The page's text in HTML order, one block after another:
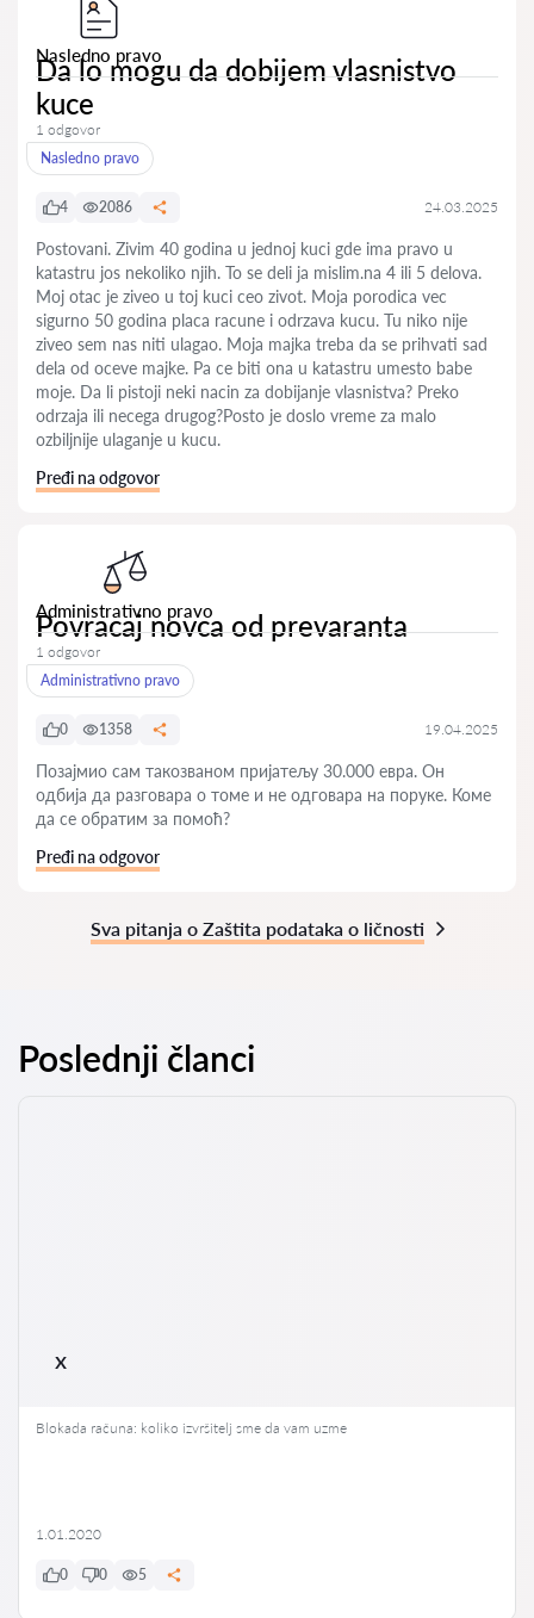
Nasledno pravo
Da lo mogu da dobijem vlasnistvo
kuce
1 odgovor
Nasledno pravo
4 2086 24.03.2025
Postovani. Zivim 40 godina u jednoj kuci gde ima pravo u
katastru jos nekoliko njih. To se deli ja mislim.na 4 ili 5 delova.
Moj otac je ziveo u toj kuci ceo zivot. Moja porodica vec
sigurno 50 godina placa racune i odrzava kucu. Tu niko nije
ziveo sem nas niti ulagao. Moja majka treba da se prihvati sad
dela od oceve majke. Pa ce biti ona u katastru umesto babe
moje. Da li pistoji neki nacin za dobijanje vlasnistva? Preko
odrzaja ili necega drugog?Posto je doslo vreme za malo
ozbiljnije ulaganje u kucu.
Pređi na odgovor
Administrativno pravo
Povracaj novca od prevaranta
1 odgovor
Administrativno pravo
0 1358 19.04.2025
Позајмио сам такозваном пријатељу 30.000 евра. Он
одбија да разговара о томе и не одговара на поруке. Коме
да се обратим за помоћ?
Pređi na odgovor
Sva pitanja o Zaštita podataka o ličnosti
Poslednji članci
x
Blokada računa: koliko izvršitelj sme da vam uzme
1.01.2020
0 0 5